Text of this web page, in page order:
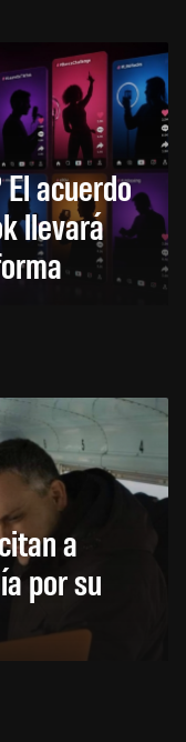
acuerdo
llevará
a
por su